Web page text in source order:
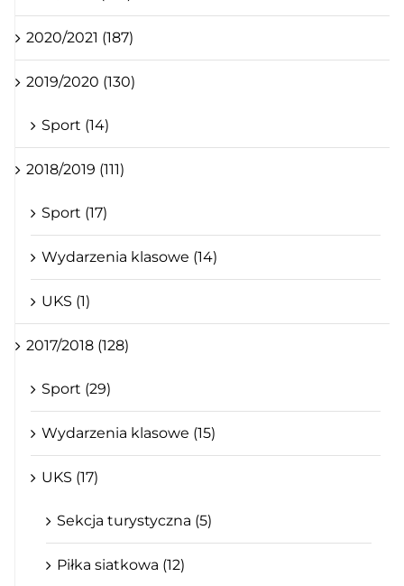
2020/2021 (187)
2019/2020 (130)
Sport (14)
2018/2019 (111)
Sport (17)
Wydarzenia klasowe (14)
UKS (1)
2017/2018 (128)
Sport (29)
Wydarzenia klasowe (15)
UKS (17)
Sekcja turystyczna (5)
Piłka siatkowa (12)